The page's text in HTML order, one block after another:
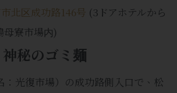
北区成功路146号 (3ドアホテルから
母寮市場内)
秘のゴミ麺
：光復市場）の成功路側入口で、松